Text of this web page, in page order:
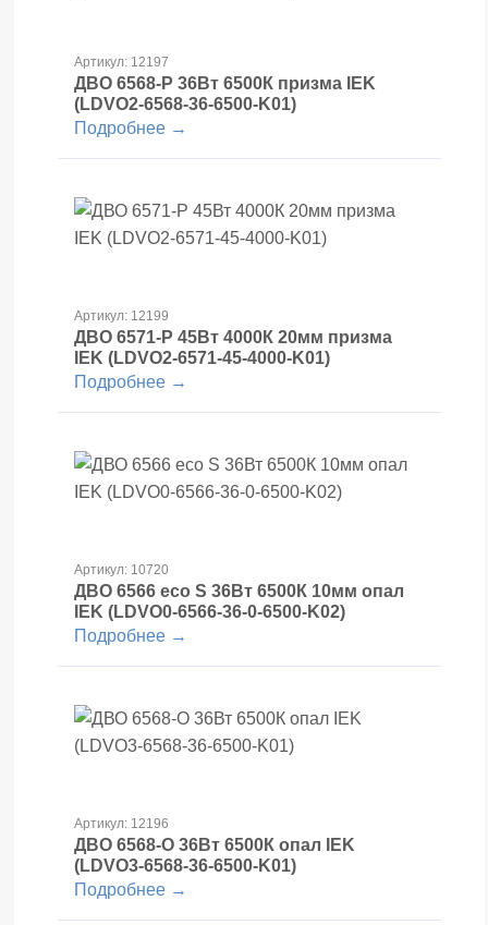
Артикул: 12197
ДВО 6568-Р 36Вт 6500К призма IEK
(LDVO2-6568-36-6500-K01)
Подробнее →
Артикул: 12199
ДВО 6571-Р 45Вт 4000К 20мм призма
IEK (LDVO2-6571-45-4000-K01)
Подробнее →
Артикул: 10720
ДВО 6566 eco S 36Вт 6500К 10мм опал
IEK (LDVO0-6566-36-0-6500-K02)
Подробнее →
Артикул: 12196
ДВО 6568-O 36Вт 6500К опал IEK
(LDVO3-6568-36-6500-K01)
Подробнее →